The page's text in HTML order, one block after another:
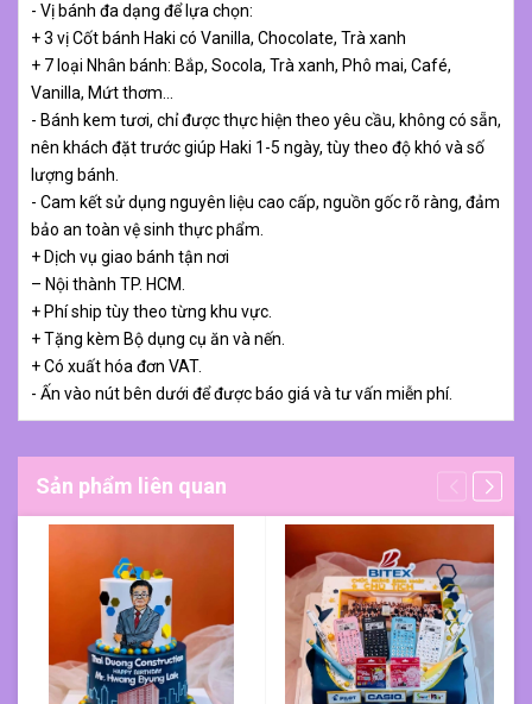
- Vị bánh đa dạng để lựa chọn:
+ 3 vị Cốt bánh Haki có Vanilla, Chocolate, Trà xanh
+ 7 loại Nhân bánh: Bắp, Socola, Trà xanh, Phô mai, Café,
Vanilla, Mứt thơm…
- Bánh kem tươi, chỉ được thực hiện theo yêu cầu, không có sẵn,
nên khách đặt trước giúp Haki 1-5 ngày, tùy theo độ khó và số
lượng bánh.
- Cam kết sử dụng nguyên liệu cao cấp, nguồn gốc rõ ràng, đảm
bảo an toàn vệ sinh thực phẩm.
+ Dịch vụ giao bánh tận nơi
– Nội thành TP. HCM.
+ Phí ship tùy theo từng khu vực.
+ Tặng kèm Bộ dụng cụ ăn và nến.
+ Có xuất hóa đơn VAT.
- Ấn vào nút bên dưới để được báo giá và tư vấn miễn phí.
Sản phẩm liên quan